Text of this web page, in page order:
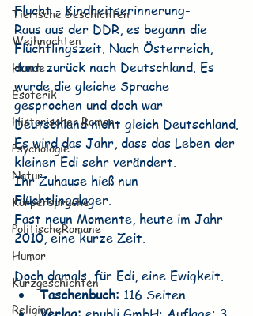
Tierische Geschichten
Weihnachten
Hunde
Esoterik
Historischer Roman
Psychologie
Natur
Körpersprache
PolitischeRomane
Humor
Kurzgeschichten
Religion
Flucht - Kindheitserinnerung-
Raus aus der DDR, es begann die
Flüchtlingszeit. Nach Österreich,
dann zurück nach Deutschland. Es
wurde die gleiche Sprache
gesprochen und doch war
Deutschland nicht gleich Deutschland.
Es wird das Jahr, dass das Leben der
kleinen Edi sehr verändert.
Ihr Zuhause hieß nun -
Flüchtlingslager.
Fast neun Momente, heute im Jahr
2010, eine kurze Zeit.
Doch damals, für Edi, eine Ewigkeit.
Taschenbuch: 116 Seiten